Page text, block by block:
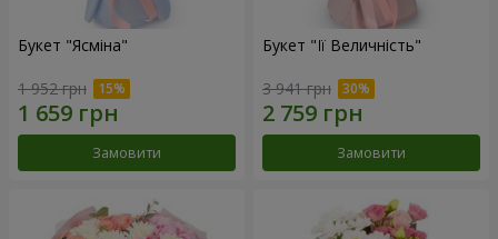
Букет "Ясміна"
1 952 грн
Замовити
Букет "Її Величність"
3 941 грн
Замовити